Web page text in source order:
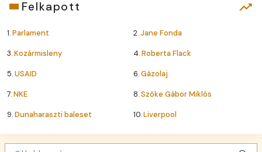
Felkapott
1.Parlament 2.Jane Fonda
3.Kozármisleny 4.Roberta Flack
5.USAID 6.Gázolaj
7.NKE 8.Szőke Gábor Miklós
9.Dunaharaszti baleset 10.Liverpool